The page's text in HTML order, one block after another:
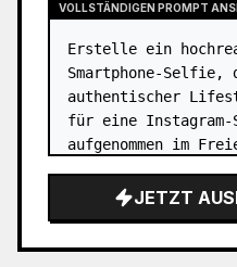
VOLLSTÄNDIGEN PROMPT
Erstelle ein
Smartphone-Selfie,
authentischer
für eine
aufgenommen im
fröhliche junge
name="charact…
JETZT